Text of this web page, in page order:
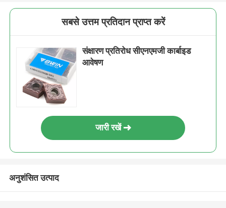
सबसे उत्तम प्रतिदान प्राप्त करें
संक्षारण प्रतिरोध सीएनएमजी कार्बाइड
आवेषण
जारी रखें
अनुशंसित उत्पाद